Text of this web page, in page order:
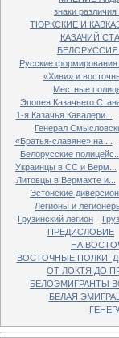
знаки
ТЮРКСКИЕ И
КАЗАЧИЙ
БЕЛОРУССИЯ
Русские формирования...
«Хиви» и
Местные
Эпопея Казачьего
1-я Казачья Кавалери...
Генерал
«Братья-славяне» на ...
Белорусские полицейс...
Украинцы в СС и Верм...
Литовцы в Вермахте и...
Эстонские
Легионы и
Грузинский легион
ПРЕДИСЛОВИЕ
НА
ВОСТОЧНЫЕ ПОЛКИ.
ОТ ЛОКТЯ ДО
БЕЛОЭМИГРАНТЫ
БЕЛАЯ